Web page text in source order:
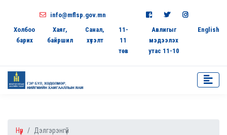
info@mflsp.gov.mn
Холбоо
барих
Хаяг,
байршил
Санал,
хүсэлт
11-
11
төв
Авлигыг
мэдээлэх
утас 11-10
English
Нүүр Дэлгэрэнгүй